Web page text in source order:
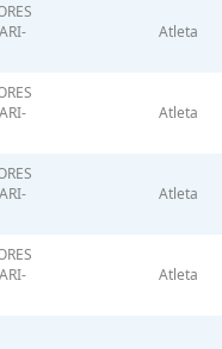
Atleta
Atleta
Atleta
Atleta